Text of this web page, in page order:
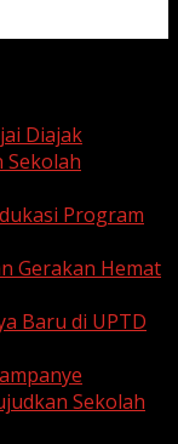
Diajak
Sekolah
Program
Gerakan Hemat
Baru di UPTD
Sekolah